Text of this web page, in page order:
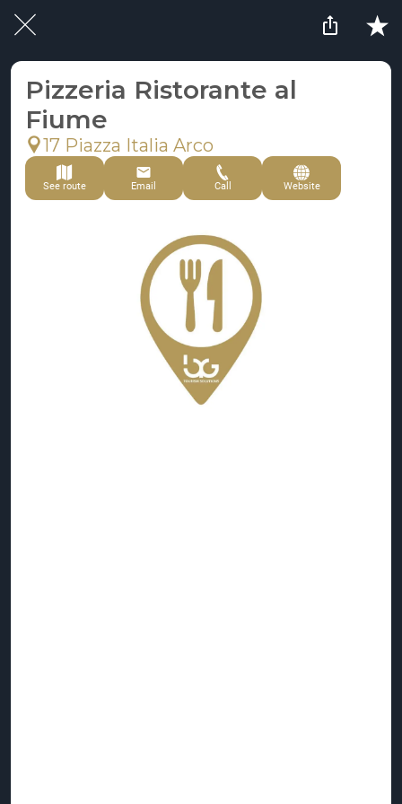
Pizzeria Ristorante al
Fiume
17 Piazza Italia Arco
See route Email Call Website